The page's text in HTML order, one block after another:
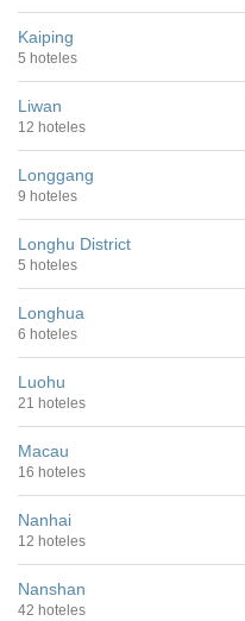
Kaiping
5 hoteles
Liwan
12 hoteles
Longgang
9 hoteles
Longhu District
5 hoteles
Longhua
6 hoteles
Luohu
21 hoteles
Macau
16 hoteles
Nanhai
12 hoteles
Nanshan
42 hoteles